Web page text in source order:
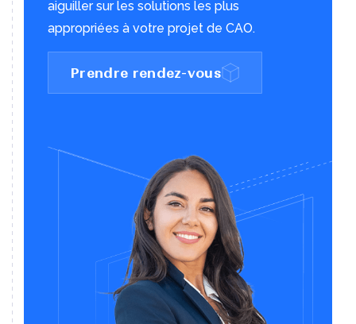
aiguiller sur les solutions les plus
appropriées à votre projet de CAO.
Prendre rendez-vous